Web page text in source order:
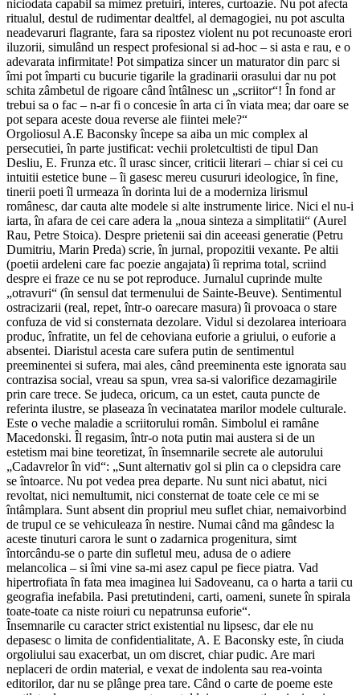
niciodata capabil sa mimez pretuiri, interes, curtoazie. Nu pot afecta
ritualul, destul de rudimentar dealtfel, al demagogiei, nu pot asculta
neadevaruri flagrante, fara sa ripostez violent nu pot recunoaste erori
iluzorii, simulând un respect profesional si ad-hoc – si asta e rau, e o
adevarata infirmitate! Pot simpatiza sincer un maturator din parc si
îmi pot împarti cu bucurie tigarile la gradinarii orasului dar nu pot
schita zâmbetul de rigoare când întâlnesc un „scriitor“! În fond ar
trebui sa o fac – n-ar fi o concesie în arta ci în viata mea; dar oare se
pot separa aceste doua reverse ale fiintei mele?“
Orgoliosul A.E Baconsky începe sa aiba un mic complex al
persecutiei, în parte justificat: vechii proletcultisti de tipul Dan
Desliu, E. Frunza etc. îl urasc sincer, criticii literari – chiar si cei cu
intuitii estetice bune – îi gasesc mereu cusururi ideologice, în fine,
tinerii poeti îl urmeaza în dorinta lui de a moderniza lirismul
românesc, dar cauta alte modele si alte instrumente lirice. Nici el nu-i
iarta, în afara de cei care adera la „noua sinteza a simplitatii“ (Aurel
Rau, Petre Stoica). Despre prietenii sai din aceeasi generatie (Petru
Dumitriu, Marin Preda) scrie, în jurnal, propozitii vexante. Pe altii
(poetii ardeleni care fac poezie angajata) îi reprima total, scriind
despre ei fraze ce nu se pot reproduce. Jurnalul cuprinde multe
„otravuri“ (în sensul dat termenului de Sainte-Beuve). Sentimentul
ostracizarii (real, repet, într-o oarecare masura) îi provoaca o stare
confuza de vid si consternata dezolare. Vidul si dezolarea interioara
produc, înfratite, un fel de cehoviana euforie a griului, o euforie a
absentei. Diaristul acesta care sufera putin de sentimentul
preeminentei si sufera, mai ales, când preeminenta este ignorata sau
contrazisa social, vreau sa spun, vrea sa-si valorifice dezamagirile
prin care trece. Se judeca, oricum, ca un estet, cauta puncte de
referinta ilustre, se plaseaza în vecinatatea marilor modele culturale.
Este o veche maladie a scriitorului român. Simbolul ei ramâne
Macedonski. Îl regasim, într-o nota putin mai austera si de un
estetism mai bine teoretizat, în însemnarile secrete ale autorului
„Cadavrelor în vid“: „Sunt alternativ gol si plin ca o clepsidra care
se întoarce. Nu pot vedea prea departe. Nu sunt nici abatut, nici
revoltat, nici nemultumit, nici consternat de toate cele ce mi se
întâmplara. Sunt absent din propriul meu suflet chiar, nemaivorbind
de trupul ce se vehiculeaza în nestire. Numai când ma gândesc la
aceste tinuturi carora le sunt o zadarnica progenitura, simt
întorcându-se o parte din sufletul meu, adusa de o adiere
melancolica – si îmi vine sa-mi asez capul pe fiece piatra. Vad
hipertrofiata în fata mea imaginea lui Sadoveanu, ca o harta a tarii cu
geografia inefabila. Pasi pretutindeni, carti, oameni, sunete în spirala
toate-toate ca niste roiuri cu nepatrunsa euforie“.
Însemnarile cu caracter strict existential nu lipsesc, dar ele nu
depasesc o limita de confidentialitate, A. E Baconsky este, în ciuda
orgoliului sau exacerbat, un om discret, chiar pudic. Are mari
neplaceri de ordin material, e vexat de indolenta sau rea-vointa
editorilor, dar nu se plânge prea tare. Când o carte de poeme este